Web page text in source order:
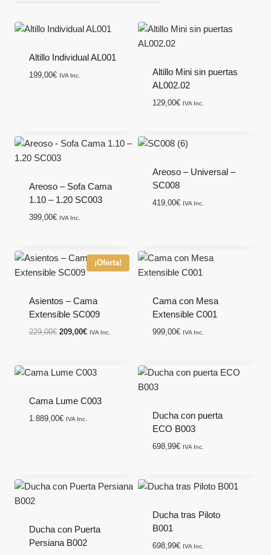
Altillo Individual AL001
199,00€ IVA Inc.
Altillo Mini sin puertas
AL002.02
129,00€ IVA Inc.
Areoso – Sofa Cama
1.10 – 1.20 SC003
399,00€ IVA Inc.
Areoso – Universal –
SC008
419,00€ IVA Inc.
¡Oferta!
Asientos – Cama
Extensible SC009
229,00€ El
209,00€El
es:
IVA Inc.
Cama con Mesa
Extensible C001
999,00€ IVA Inc.
Cama Lume C003
1.889,00€ IVA Inc.
Ducha con puerta
ECO B003
698,99€ IVA Inc.
Ducha con Puerta
Persiana B002
Ducha tras Piloto
B001
698,99€ IVA Inc.